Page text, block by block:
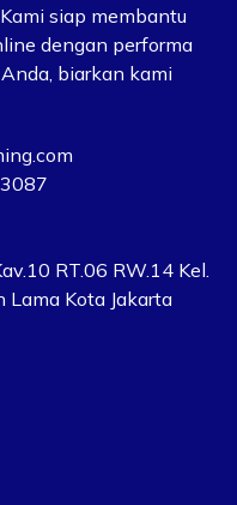
siap membantu
dengan performa
biarkan kami
RT.06 RW.14 Kel.
Lama Kota Jakarta